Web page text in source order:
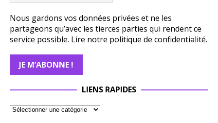
Nous gardons vos données privées et ne les
partageons qu’avec les tierces parties qui rendent ce
service possible. Lire notre politique de confidentialité.
LIENS RAPIDES